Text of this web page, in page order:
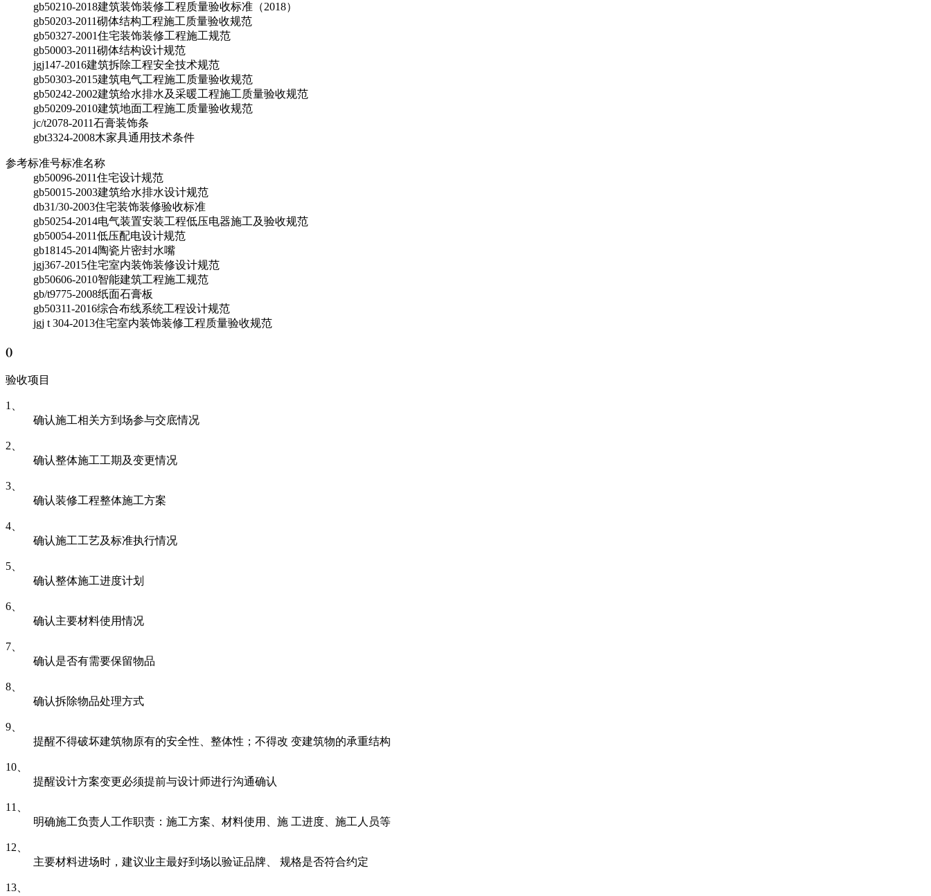
gb50210-2018建筑装饰装修工程质量验收标准（2018）
gb50203-2011砌体结构工程施工质量验收规范
gb50327-2001住宅装饰装修工程施工规范
gb50003-2011砌体结构设计规范
jgj147-2016建筑拆除工程安全技术规范
gb50303-2015建筑电气工程施工质量验收规范
gb50242-2002建筑给水排水及采暖工程施工质量验收规范
gb50209-2010建筑地面工程施工质量验收规范
jc/t2078-2011石膏装饰条
gbt3324-2008木家具通用技术条件
参考标准号标准名称
gb50096-2011住宅设计规范
gb50015-2003建筑给水排水设计规范
db31/30-2003住宅装饰装修验收标准
gb50254-2014电气装置安装工程低压电器施工及验收规范
gb50054-2011低压配电设计规范
gb18145-2014陶瓷片密封水嘴
jgj367-2015住宅室内装饰装修设计规范
gb50606-2010智能建筑工程施工规范
gb/t9775-2008纸面石膏板
gb50311-2016综合布线系统工程设计规范
jgj t 304-2013住宅室内装饰装修工程质量验收规范
()
验收项目
1、
确认施工相关方到场参与交底情况
2、
确认整体施工工期及变更情况
3、
确认装修工程整体施工方案
4、
确认施工工艺及标准执行情况
5、
确认整体施工进度计划
6、
确认主要材料使用情况
7、
确认是否有需要保留物品
8、
确认拆除物品处理方式
9、
提醒不得破坏建筑物原有的安全性、整体性；不得改 变建筑物的承重结构
10、
提醒设计方案变更必须提前与设计师进行沟通确认
11、
明确施工负责人工作职责：施工方案、材料使用、施 工进度、施工人员等
12、
主要材料进场时，建议业主最好到场以验证品牌、 规格是否符合约定
13、